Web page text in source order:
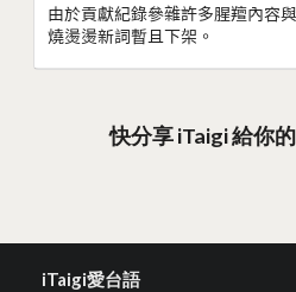
由於貢獻紀錄參雜許多腥羶內容
燒燙燙新詞暫且下架。
快分享 iTaigi 給你
iTaigi愛台語